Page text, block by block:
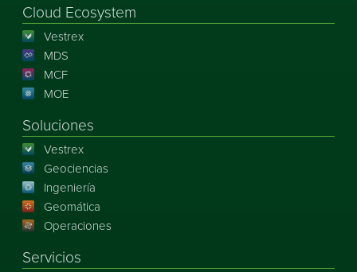
Cloud Ecosystem
Vestrex
MDS
MCF
MOE
Soluciones
Vestrex
Geociencias
Ingeniería
Geomática
Operaciones
Servicios